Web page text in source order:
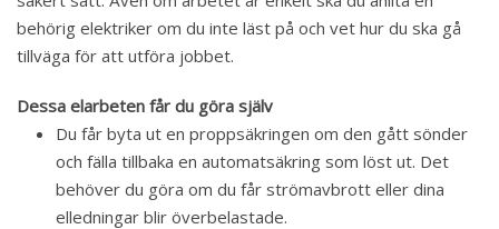
behörig elektriker om du inte läst på och vet hur du ska gå
tillväga för att utföra jobbet.
Dessa elarbeten får du göra själv
Du får byta ut en proppsäkringen om den gått sönder
och fälla tillbaka en automatsäkring som löst ut. Det
behöver du göra om du får strömavbrott eller dina
elledningar blir överbelastade.